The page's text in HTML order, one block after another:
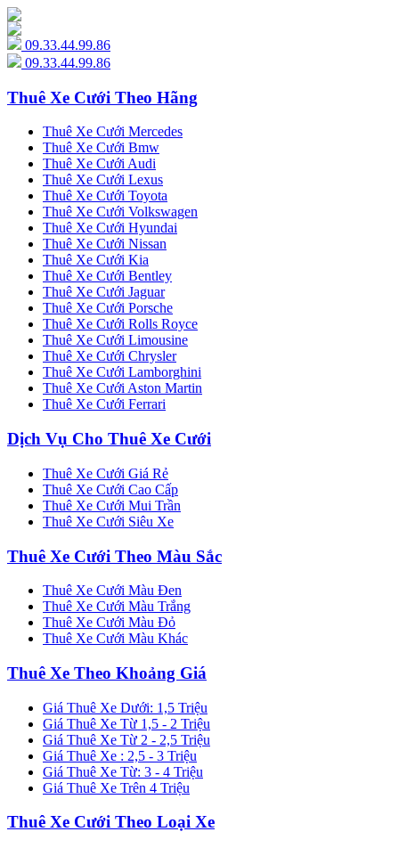
09.33.44.99.86
09.33.44.99.86
Thuê Xe Cưới Theo Hãng
Thuê Xe Cưới Mercedes
Thuê Xe Cưới Bmw
Thuê Xe Cưới Audi
Thuê Xe Cưới Lexus
Thuê Xe Cưới Toyota
Thuê Xe Cưới Volkswagen
Thuê Xe Cưới Hyundai
Thuê Xe Cưới Nissan
Thuê Xe Cưới Kia
Thuê Xe Cưới Bentley
Thuê Xe Cưới Jaguar
Thuê Xe Cưới Porsche
Thuê Xe Cưới Rolls Royce
Thuê Xe Cưới Limousine
Thuê Xe Cưới Chrysler
Thuê Xe Cưới Lamborghini
Thuê Xe Cưới Aston Martin
Thuê Xe Cưới Ferrari
Dịch Vụ Cho Thuê Xe Cưới
Thuê Xe Cưới Giá Rẻ
Thuê Xe Cưới Cao Cấp
Thuê Xe Cưới Mui Trần
Thuê Xe Cưới Siêu Xe
Thuê Xe Cưới Theo Màu Sắc
Thuê Xe Cưới Màu Đen
Thuê Xe Cưới Màu Trắng
Thuê Xe Cưới Màu Đỏ
Thuê Xe Cưới Màu Khác
Thuê Xe Theo Khoảng Giá
Giá Thuê Xe Dưới: 1,5 Triệu
Giá Thuê Xe Từ 1,5 - 2 Triệu
Giá Thuê Xe Từ 2 - 2,5 Triệu
Giá Thuê Xe : 2,5 - 3 Triệu
Giá Thuê Xe Từ: 3 - 4 Triệu
Giá Thuê Xe Trên 4 Triệu
Thuê Xe Cưới Theo Loại Xe